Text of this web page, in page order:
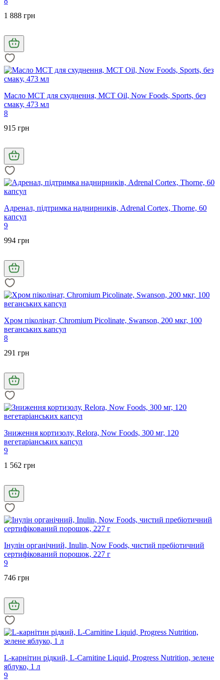
1 888 грн
Масло МСТ для схуднення, MCT Oil, Now Foods, Sports, без
смаку, 473 мл
8
915 грн
Адренал, підтримка наднирників, Adrenal Cortex, Thorne, 60
капсул
9
994 грн
Хром піколінат, Chromium Picolinate, Swanson, 200 мкг, 100
веганських капсул
8
291 грн
Зниження кортизолу, Relora, Now Foods, 300 мг, 120
вегетаріанських капсул
9
1 562 грн
Інулін органічний, Inulin, Now Foods, чистий пребіотичний
сертифікований порошок, 227 г
9
746 грн
L-карнітин рідкий, L-Carnitine Liquid, Progress Nutrition, зелене
яблуко, 1 л
9